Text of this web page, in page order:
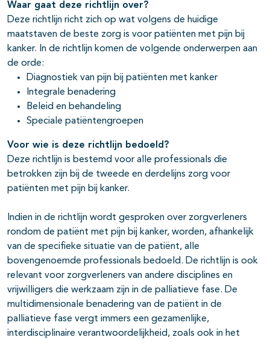
Waar gaat deze richtlijn over?
Deze richtlijn richt zich op wat volgens de huidige
maatstaven de beste zorg is voor patiënten met pijn bij
kanker. In de richtlijn komen de volgende onderwerpen aan
de orde:
Diagnostiek van pijn bij patiënten met kanker
Integrale benadering
Beleid en behandeling
Speciale patiëntengroepen
Voor wie is deze richtlijn bedoeld?
Deze richtlijn is bestemd voor alle professionals die
betrokken zijn bij de tweede en derdelijns zorg voor
patiënten met pijn bij kanker.
Indien in de richtlijn wordt gesproken over zorgverleners
rondom de patiënt met pijn bij kanker, worden, afhankelijk
van de specifieke situatie van de patiënt, alle
bovengenoemde professionals bedoeld. De richtlijn is ook
relevant voor zorgverleners van andere disciplines en
vrijwilligers die werkzaam zijn in de palliatieve fase. De
multidimensionale benadering van de patiënt in de
palliatieve fase vergt immers een gezamenlijke,
interdisciplinaire verantwoordelijkheid, zoals ook in het